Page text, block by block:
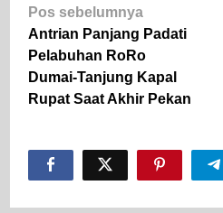
Navigasi
pos
Pos sebelumnya
Antrian Panjang Padati
Pelabuhan RoRo
Dumai-Tanjung Kapal
Rupat Saat Akhir Pekan